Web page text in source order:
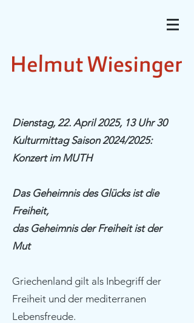
Dienstag, 22. April 2025, 13 Uhr 30
Kulturmittag Saison 2024/2025:
Konzert im MUTH
Das Geheimnis des Glücks ist die
Freiheit,
das Geheimnis der Freiheit ist der
Mut
Griechenland gilt als Inbegriff der
Freiheit und der mediterranen
Lebensfreude.